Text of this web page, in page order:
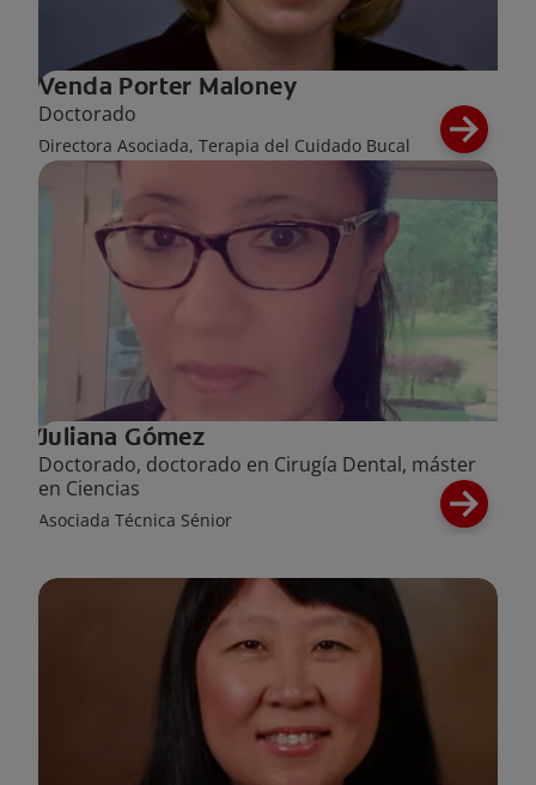
Venda Porter Maloney
Doctorado
Directora Asociada, Terapia del Cuidado Bucal
Juliana Gómez
Doctorado, doctorado en Cirugía Dental, máster
en Ciencias
Asociada Técnica Sénior